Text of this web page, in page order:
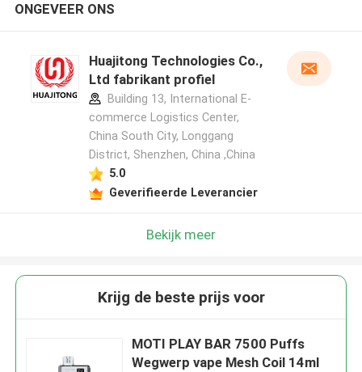
ONGEVEER ONS
Huajitong Technologies Co.,
Ltd fabrikant profiel
Building 13, International E-
commerce Logistics Center,
China South City, Longgang
District, Shenzhen, China ,China
5.0
Geverifieerde Leverancier
Bekijk meer
Krijg de beste prijs voor
MOTI PLAY BAR 7500 Puffs
Wegwerp vape Mesh Coil 14ml